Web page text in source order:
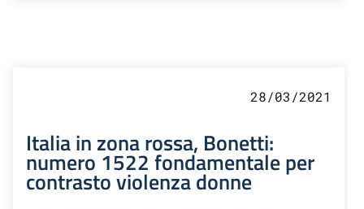
28/03/2021
Italia in zona rossa, Bonetti:
numero 1522 fondamentale per
contrasto violenza donne